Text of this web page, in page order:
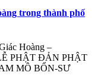
trong thành phố
Hoàng –
PHẬT ĐẢN PHẬT
MÔ BỔN-SƯ